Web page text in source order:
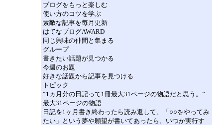
ブログをもっと楽しむ
使い方のコツを学ぶ
素敵な記事を毎月更新
はてなブログAWARD
同じ興味の仲間と集まる
グループ
書きたい話題が見つかる
今週のお題
好きな話題から記事を見つける
トピック
“1ヵ月分の日記って1冊最大31ページの物語だと思う。”
最大31ページの物語
日記を1ヶ月書き終わったら読み返して、「○○をやってみ
たい」という夢や願望が書いてあったら、いつか実行す